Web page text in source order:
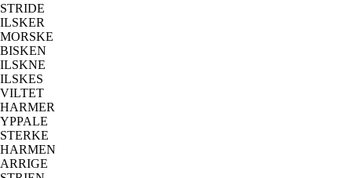
STRIDE
ILSKER
MORSKE
BISKEN
ILSKNE
ILSKES
VILTET
HARMER
YPPALE
STERKE
HARMEN
ARRIGE